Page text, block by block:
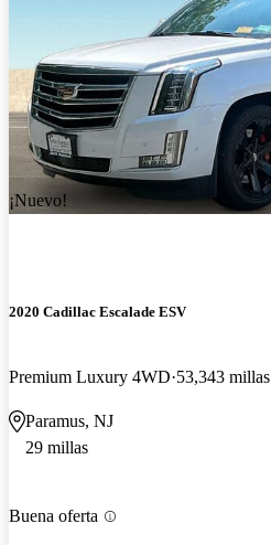
¡Nuevo!
2020 Cadillac Escalade ESV
Premium Luxury 4WD 53,343 millas
Paramus, NJ
29 millas
Buena oferta